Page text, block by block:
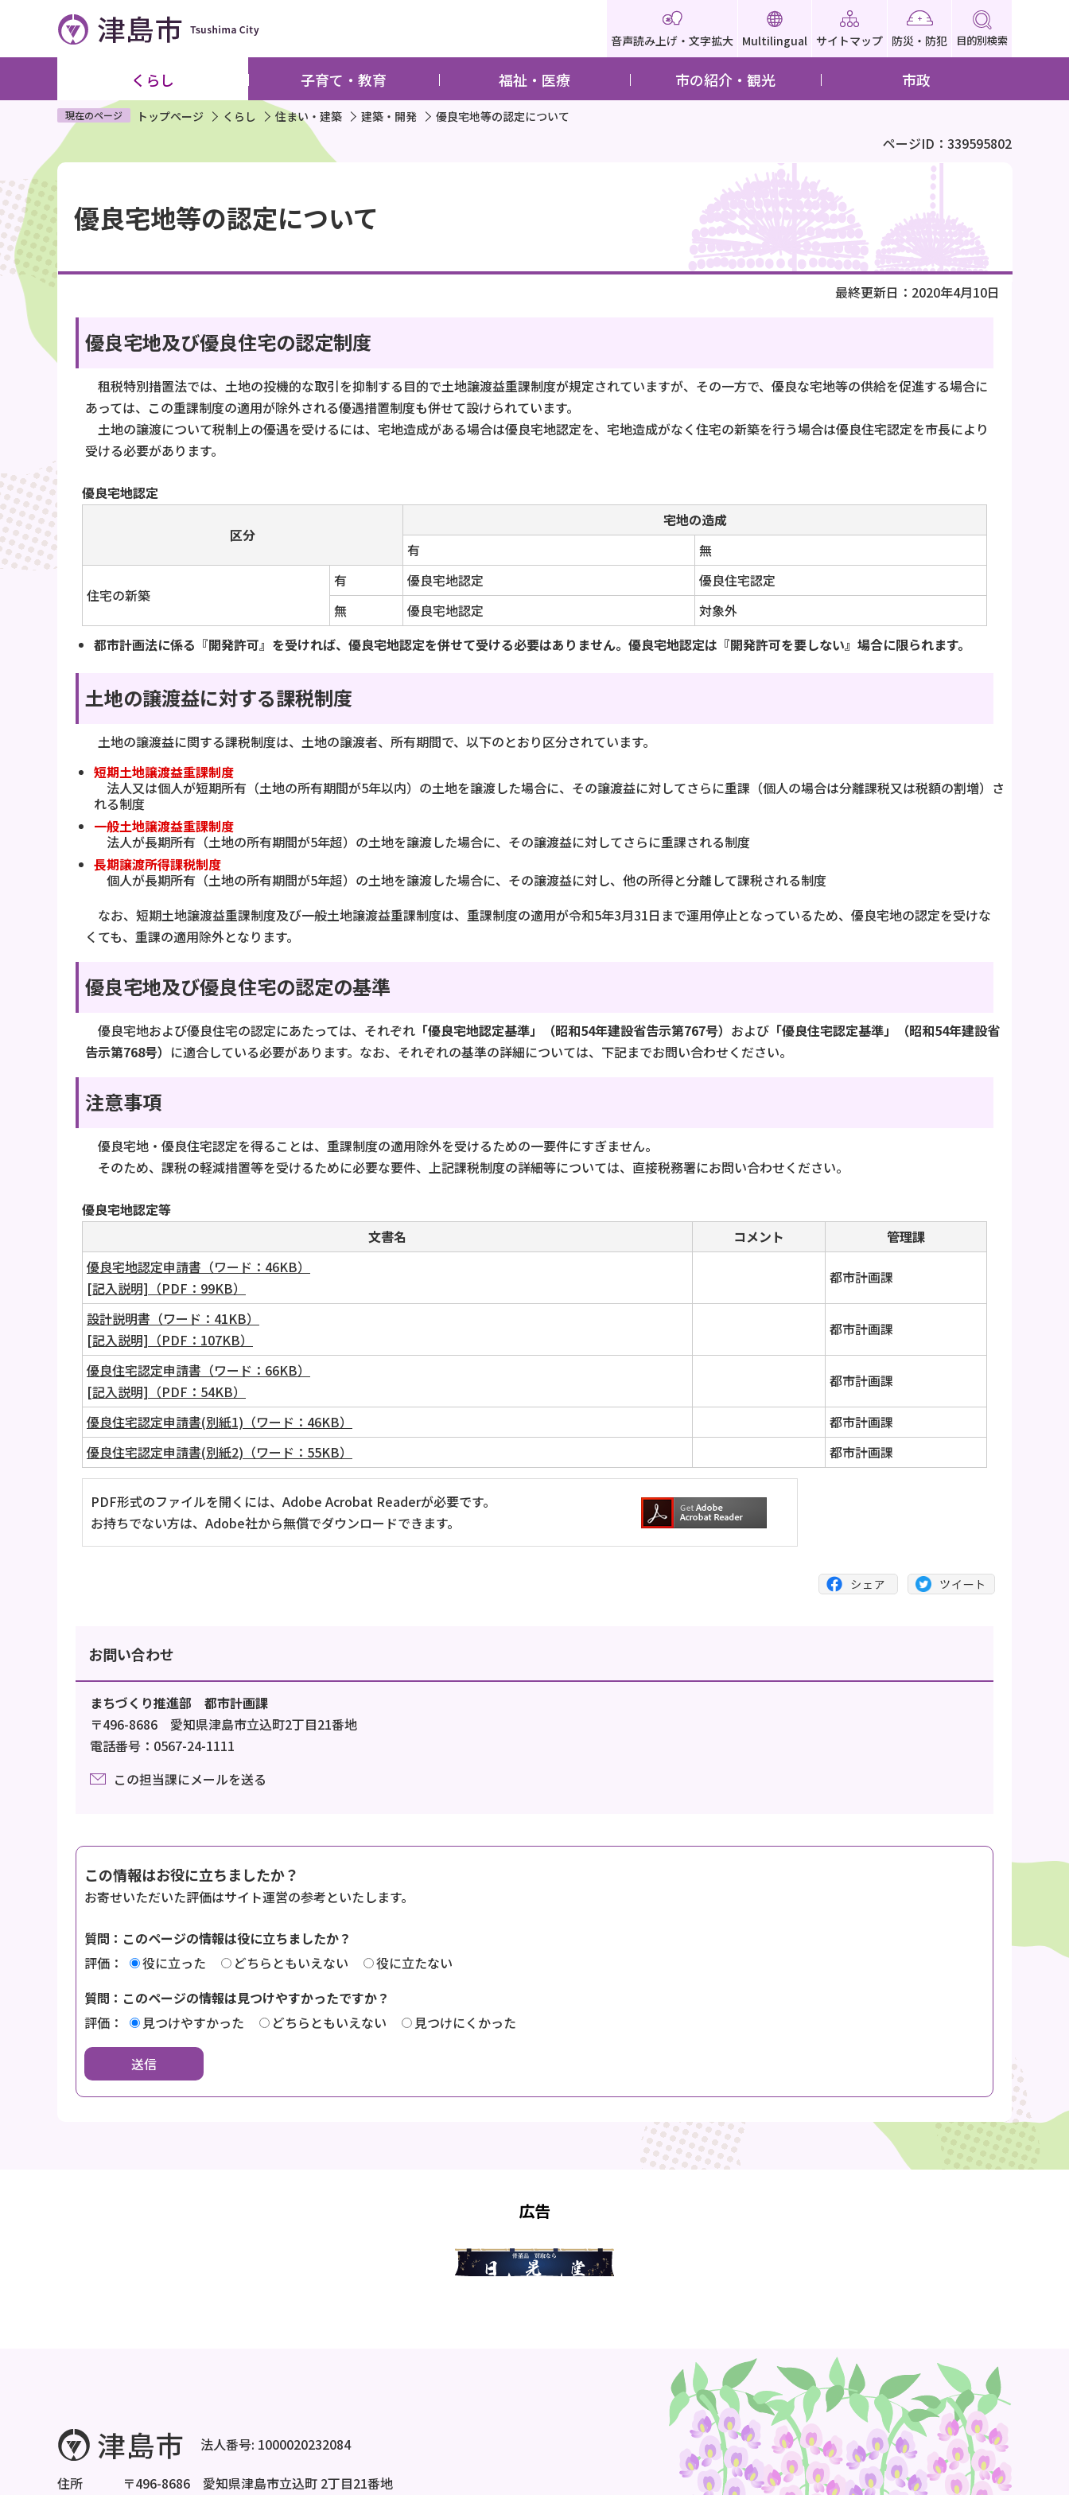
ペ
ジ
で
す
音声読み上げ・文字拡大 Multilingual サイトマップ 防災・防犯 目的別検索
くらし 子育て・教育 福祉・医療 市の紹介・観光 市政
現在のページ トップページ くらし 住まい・建築 建築・開発 優良宅地等の認定について
ページID：339595802
文
こ
こ
か
ら
優良宅地等の認定について
最終更新日：2020年4月10日
優良宅地及び優良住宅の認定制度
租税特別措置法では、土地の投機的な取引を抑制する目的で土地譲渡益重課制度が規定されていますが、その一方で、優良な宅地等の供給を促進する場合に
あっては、この重課制度の適用が除外される優遇措置制度も併せて設けられています。
土地の譲渡について税制上の優遇を受けるには、宅地造成がある場合は優良宅地認定を、宅地造成がなく住宅の新築を行う場合は優良住宅認定を市長により
受ける必要があります。
優良宅地認定
区分
宅地の造成
有
無
住宅の新築
有 優良宅地認定
優良住宅認定
無
優良宅地認定
対象外
都市計画法に係る『開発許可』を受ければ、優良宅地認定を併せて受ける必要はありません。優良宅地認定は『開発許可を要しない』場合に限られます。
土地の譲渡益に対する課税制度
土地の譲渡益に関する課税制度は、土地の譲渡者、所有期間で、以下のとおり区分されています。
短期土地譲渡益重課制度
法人又は個人が短期所有（土地の所有期間が5年以内）の土地を譲渡した場合に、その譲渡益に対してさらに重課（個人の場合は分離課税又は税額の割増）さ
れる制度
一般土地譲渡益重課制度
法人が長期所有（土地の所有期間が5年超）の土地を譲渡した場合に、その譲渡益に対してさらに重課される制度
長期譲渡所得課税制度
個人が長期所有（土地の所有期間が5年超）の土地を譲渡した場合に、その譲渡益に対し、他の所得と分離して課税される制度
なお、短期土地譲渡益重課制度及び一般土地譲渡益重課制度は、重課制度の適用が令和5年3月31日まで運用停止となっているため、優良宅地の認定を受けな
くても、重課の適用除外となります。
優良宅地及び優良住宅の認定の基準
優良宅地および優良住宅の認定にあたっては、それぞれ 「優良宅地認定基準」（昭和54年建設省告示第767号） および 「優良住宅認定基準」（昭和54年建設省
告示第768号） に適合している必要があります。なお、それぞれの基準の詳細については、下記までお問い合わせください。
注意事項
優良宅地・優良住宅認定を得ることは、重課制度の適用除外を受けるための一要件にすぎません。
そのため、課税の軽減措置等を受けるために必要な要件、上記課税制度の詳細等については、直接税務署にお問い合わせください。
優良宅地認定等
文書名
コメント
管理課
優良宅地認定申請書（ワード：46KB）
[記入説明]（PDF：99KB）
都市計画課
設計説明書（ワード：41KB）
[記入説明]（PDF：107KB）
都市計画課
優良住宅認定申請書（ワード：66KB）
[記入説明]（PDF：54KB）
都市計画課
優良住宅認定申請書(別紙1)（ワード：46KB）
都市計画課
優良住宅認定申請書(別紙2)（ワード：55KB）
都市計画課
PDF形式のファイルを開くには、Adobe Acrobat Readerが必要です。
お持ちでない方は、Adobe社から無償でダウンロードできます。
お問い合わせ
まちづくり推進部 都市計画課
〒496-8686 愛知県津島市立込町2丁目21番地
電話番号：0567-24-1111
この担当課にメールを送る
この情報はお役に立ちましたか？
お寄せいただいた評価はサイト運営の参考といたします。
質問：このページの情報は役に立ちましたか？
評価：
役に立った どちらともいえない
役に立たない
質問：このページの情報は見つけやすかったですか？
評価：
見つけやすかった どちらともいえない 見つけにくかった
広告
法人番号: 1000020232084
住所 〒496-8686 愛知県津島市立込町 2丁目21番地